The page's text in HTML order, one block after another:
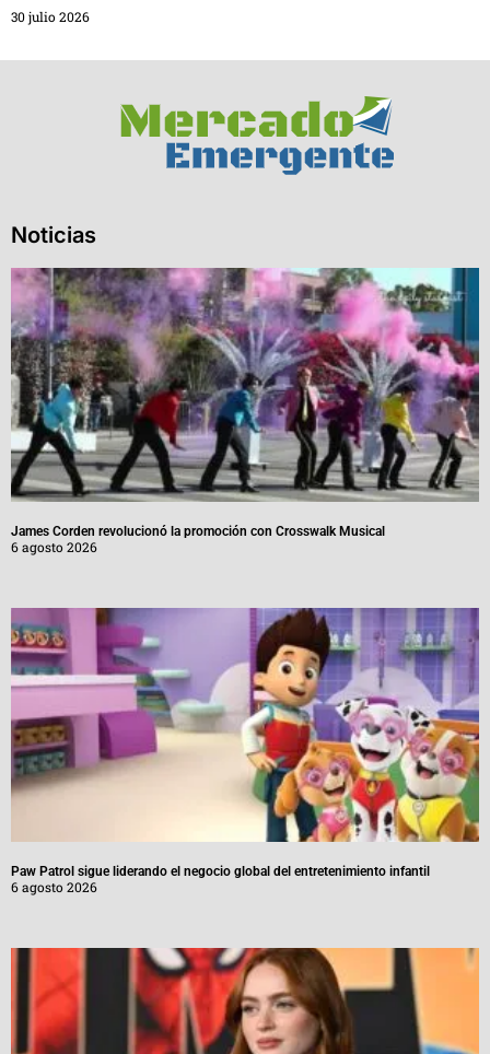
30 julio 2026
Noticias
James Corden revolucionó la promoción con Crosswalk Musical
6 agosto 2026
Paw Patrol sigue liderando el negocio global del entretenimiento infantil
6 agosto 2026